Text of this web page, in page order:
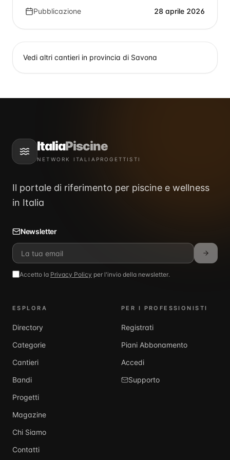
Pubblicazione
28 aprile 2026
Vedi altri cantieri in provincia di Savona
ItaliaPiscine
NETWORK ITALIAPROGETTISTI
Il portale di riferimento per piscine e wellness
in Italia
Newsletter
Accetto la Privacy Policy per l'invio della newsletter.
ESPLORA
Directory
Categorie
Cantieri
Bandi
Progetti
Magazine
Chi Siamo
Contatti
PER I PROFESSIONISTI
Registrati
Piani Abbonamento
Accedi
Supporto